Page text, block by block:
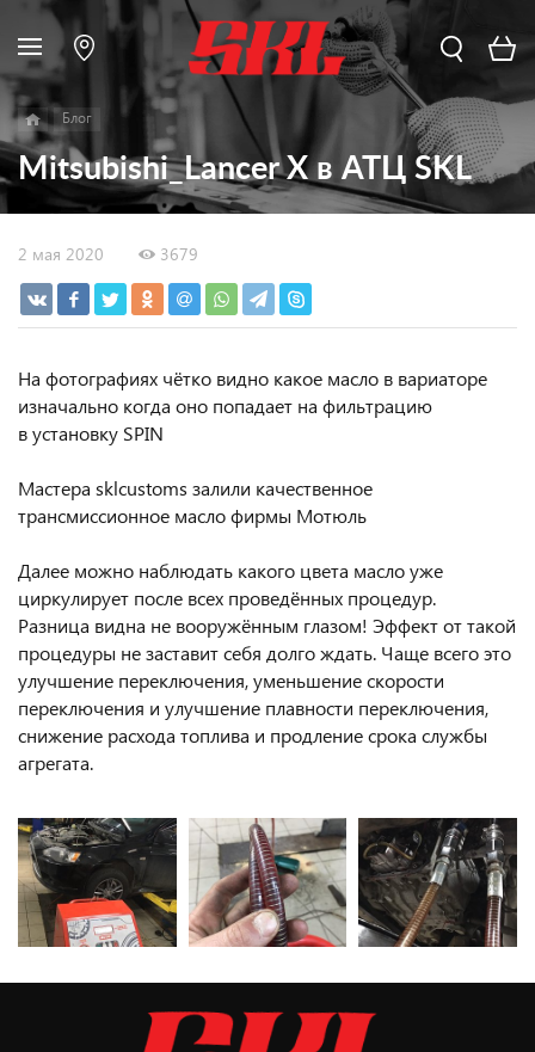
Блог
Mitsubishi_Lancer X в АТЦ SKL
2 мая 2020 3679
На фотографиях чётко видно какое масло в вариаторе
изначально когда оно попадает на фильтрацию
в установку SPIN
Мастера sklcustoms залили качественное
трансмиссионное масло фирмы Мотюль
Далее можно наблюдать какого цвета масло уже
циркулирует после всех проведённых процедур.
Разница видна не вооружённым глазом! Эффект от такой
процедуры не заставит себя долго ждать. Чаще всего это
улучшение переключения, уменьшение скорости
переключения и улучшение плавности переключения,
снижение расхода топлива и продление срока службы
агрегата.